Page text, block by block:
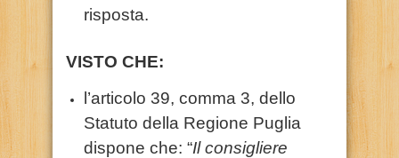
risposta.
VISTO CHE:
l’articolo 39, comma 3, dello
Statuto della Regione Puglia
dispone che: “Il consigliere